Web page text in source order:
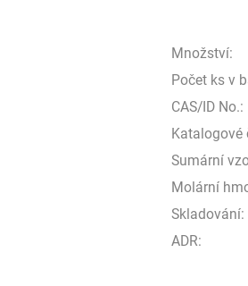
Množství:
Počet ks v
CAS/ID No.:
Katalogové
Sumární
Molární
Skladování:
ADR: